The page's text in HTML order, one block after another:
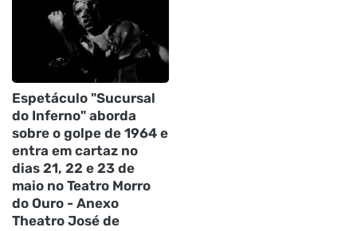
Espetáculo "Sucursal
do Inferno" aborda
sobre o golpe de 1964 e
entra em cartaz no
dias 21, 22 e 23 de
maio no Teatro Morro
do Ouro - Anexo
Theatro José de